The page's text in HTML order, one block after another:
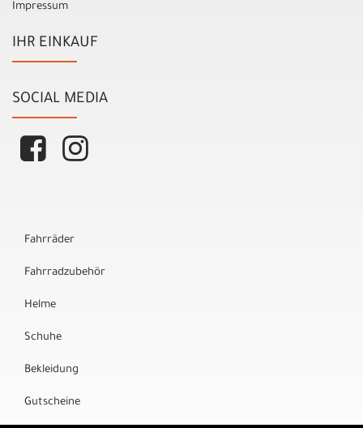
Impressum
IHR EINKAUF
SOCIAL MEDIA
Fahrräder
Fahrradzubehör
Helme
Schuhe
Bekleidung
Gutscheine